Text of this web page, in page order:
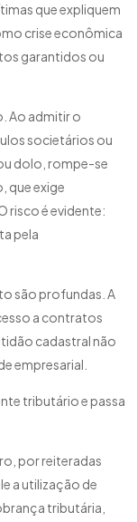
que expliquem
crise econômica
garantidos ou
Ao admitir o
societários ou
dolo, rompe-se
que exige
risco é evidente:
pela
são profundas. A
a contratos
cadastral não
empresarial.
tributário e passa
por reiteradas
a utilização de
tributária,